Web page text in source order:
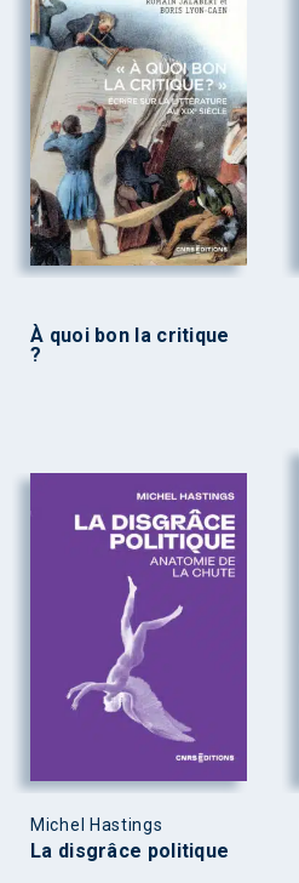
À quoi bon la critique
?
Michel Hastings
La disgrâce politique